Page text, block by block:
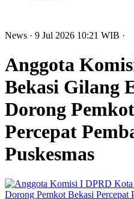
News · 9 Jul 2026 10:21 WIB ·
Anggota
Bekasi Gilang
Dorong
Percepat
Puskesmas